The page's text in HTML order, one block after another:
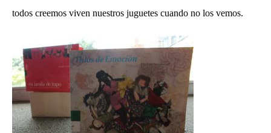
todos creemos viven nuestros juguetes cuando no los vemos.